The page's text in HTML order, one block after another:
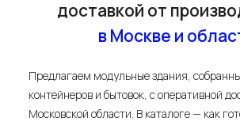
Почему заказать модульное здание
у нас —лучшее решение